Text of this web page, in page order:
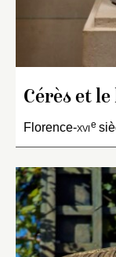
Cérès et
Florence-xvie